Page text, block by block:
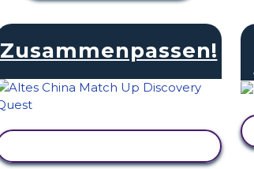
Zusammenpassen!